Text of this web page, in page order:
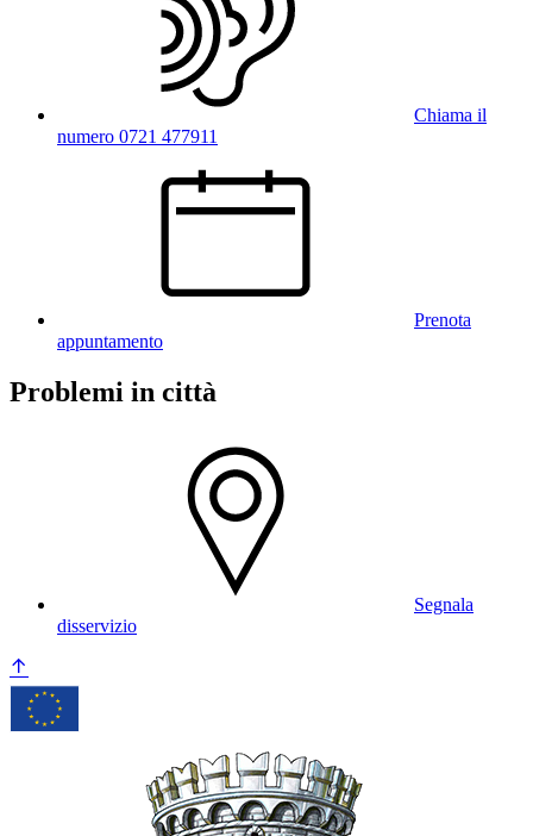
Chiama il
numero 0721 477911
Prenota
appuntamento
Problemi in città
Segnala
disservizio